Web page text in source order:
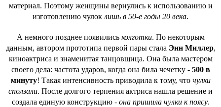
материал. Поэтому женщины вернулись к использованию и
изготовлению чулок лишь в 50-е годы 20 века.
А немного позднее появились колготки. По некоторым
данным, автором прототипа первой пары стала Энн Миллер,
киноактриса и знаменитая танцовщица. Она была мастером
своего дела: частота ударов, когда она била чечетку - 500 в
минуту! Такая интенсивность приводила к тому, что чулки
сползали. После долгого терпения актриса нашла решение и
создала единую конструкцию - она пришила чулки к поясу.